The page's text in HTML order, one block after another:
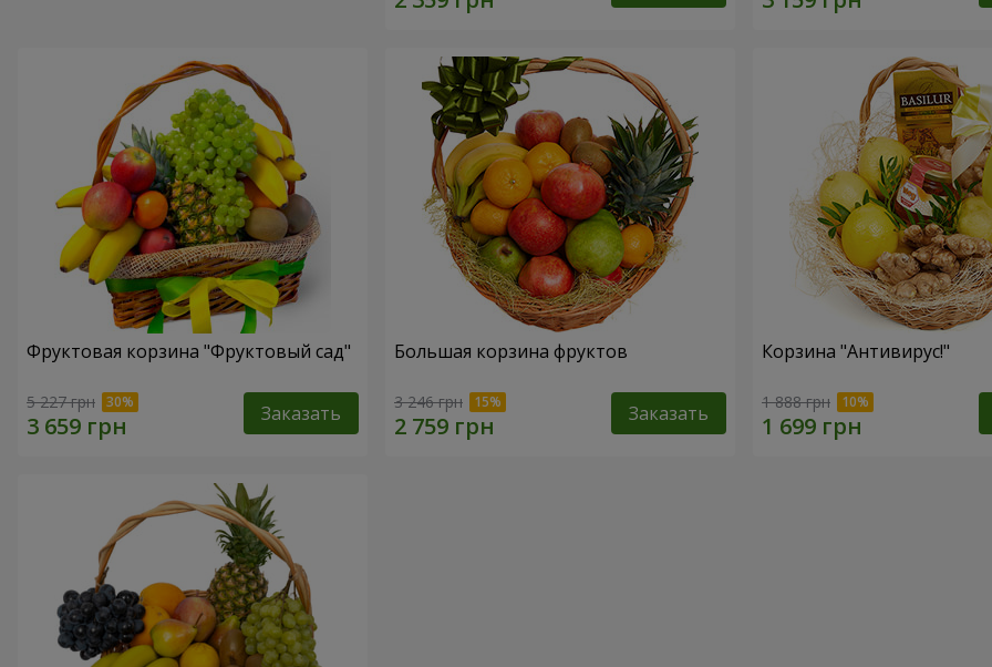
Фруктовая корзина "Фруктовый сад"
5 227 грн Заказать
Большая корзина фруктов
3 246 грн Заказать
Корзина "Антивирус!"
1 888 грн